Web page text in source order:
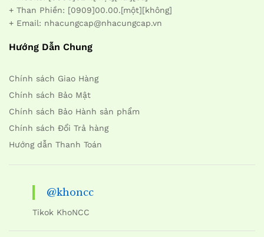
+ Than Phiền: [0909]00.00.[một][không]
+ Email: nhacungcap@nhacungcap.vn
Hướng Dẫn Chung
Chính sách Giao Hàng
Chính sách Bảo Mật
Chính sách Bảo Hành sản phẩm
Chính sách Đổi Trả hàng
Hướng dẫn Thanh Toán
@khoncc
Tikok KhoNCC